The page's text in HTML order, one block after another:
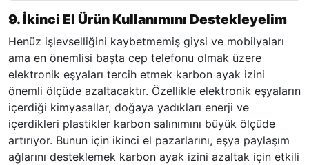
9. İkinci El Ürün Kullanımını Destekleyelim
Henüz işlevselliğini kaybetmemiş giysi ve mobilyaları
ama en önemlisi başta cep telefonu olmak üzere
elektronik eşyaları tercih etmek karbon ayak izini
önemli ölçüde azaltacaktır. Özellikle elektronik eşyaların
içerdiği kimyasallar, doğaya yadıkları enerji ve
içerdikleri plastikler karbon salınımını büyük ölçüde
artırıyor. Bunun için ikinci el pazarlarını, eşya paylaşım
ağlarını desteklemek karbon ayak izini azaltak için etkili